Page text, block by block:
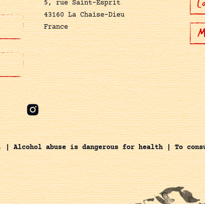
5, rue Saint-Esprit
43160 La Chaise-Dieu
France
abuse is dangerous for health | To